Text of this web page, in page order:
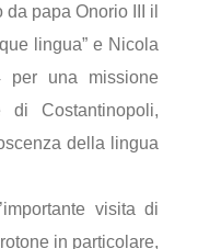
da papa Onorio III il
lingua” e Nicola
una missione
di Costantinopoli,
della lingua
visita di
in particolare,